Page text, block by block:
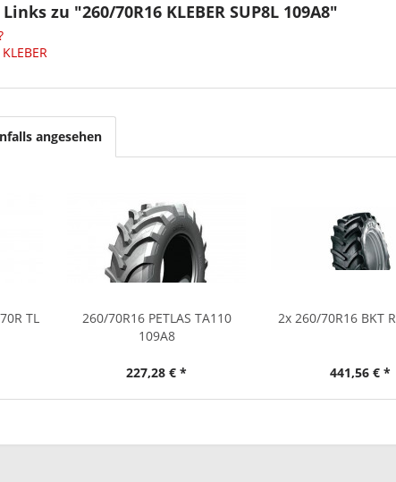
zu "260/70R16 KLEBER SUP8L 109A8"
angesehen
TL
260/70R16 PETLAS TA110
109A8
227,28 € *
2x 260/70R16 BKT
441,56 € *